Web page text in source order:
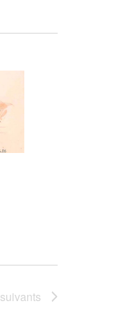
suivants